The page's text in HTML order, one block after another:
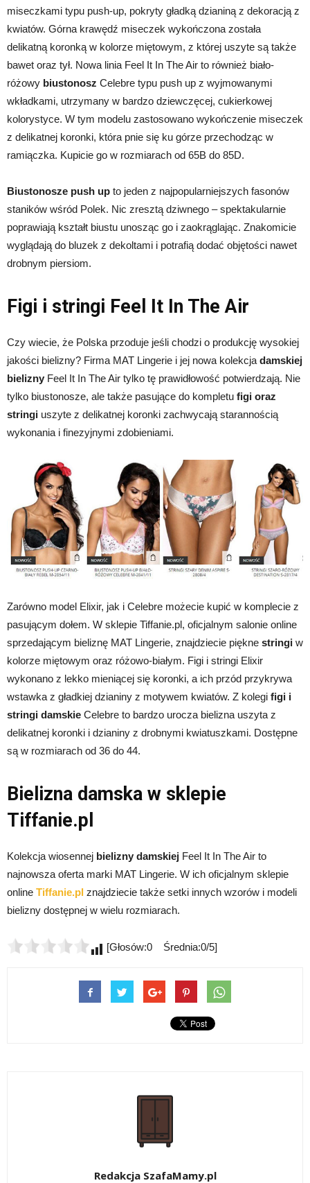
miseczkami typu push-up, pokryty gładką dzianiną z dekoracją z
kwiatów. Górna krawędź miseczek wykończona została
delikatną koronką w kolorze miętowym, z której uszyte są także
bawet oraz tył. Nowa linia Feel It In The Air to również biało-
różowy biustonosz Celebre typu push up z wyjmowanymi
wkładkami, utrzymany w bardzo dziewczęcej, cukierkowej
kolorystyce. W tym modelu zastosowano wykończenie miseczek
z delikatnej koronki, która pnie się ku górze przechodząc w
ramiączka. Kupicie go w rozmiarach od 65B do 85D.
Biustonosze push up to jeden z najpopularniejszych fasonów
staników wśród Polek. Nic zresztą dziwnego – spektakularnie
poprawiają kształt biustu unosząc go i zaokrąglając. Znakomicie
wyglądają do bluzek z dekoltami i potrafią dodać objętości nawet
drobnym piersiom.
Figi i stringi Feel It In The Air
Czy wiecie, że Polska przoduje jeśli chodzi o produkcję wysokiej
jakości bielizny? Firma MAT Lingerie i jej nowa kolekcja damskiej
bielizny Feel It In The Air tylko tę prawidłowość potwierdzają. Nie
tylko biustonosze, ale także pasujące do kompletu figi oraz
stringi uszyte z delikatnej koronki zachwycają starannością
wykonania i finezyjnymi zdobieniami.
Zarówno model Elixir, jak i Celebre możecie kupić w komplecie z
pasującym dołem. W sklepie Tiffanie.pl, oficjalnym salonie online
sprzedającym bieliznę MAT Lingerie, znajdziecie piękne stringi w
kolorze miętowym oraz różowo-białym. Figi i stringi Elixir
wykonano z lekko mieniącej się koronki, a ich przód przykrywa
wstawka z gładkiej dzianiny z motywem kwiatów. Z kolegi figi i
stringi damskie Celebre to bardzo urocza bielizna uszyta z
delikatnej koronki i dzianiny z drobnymi kwiatuszkami. Dostępne
są w rozmiarach od 36 do 44.
Bielizna damska w sklepie
Tiffanie.pl
Kolekcja wiosennej bielizny damskiej Feel It In The Air to
najnowsza oferta marki MAT Lingerie. W ich oficjalnym sklepie
online Tiffanie.pl znajdziecie także setki innych wzorów i modeli
bielizny dostępnej w wielu rozmiarach.
[Głosów:0 Średnia:0/5]
Redakcja SzafaMamy.pl